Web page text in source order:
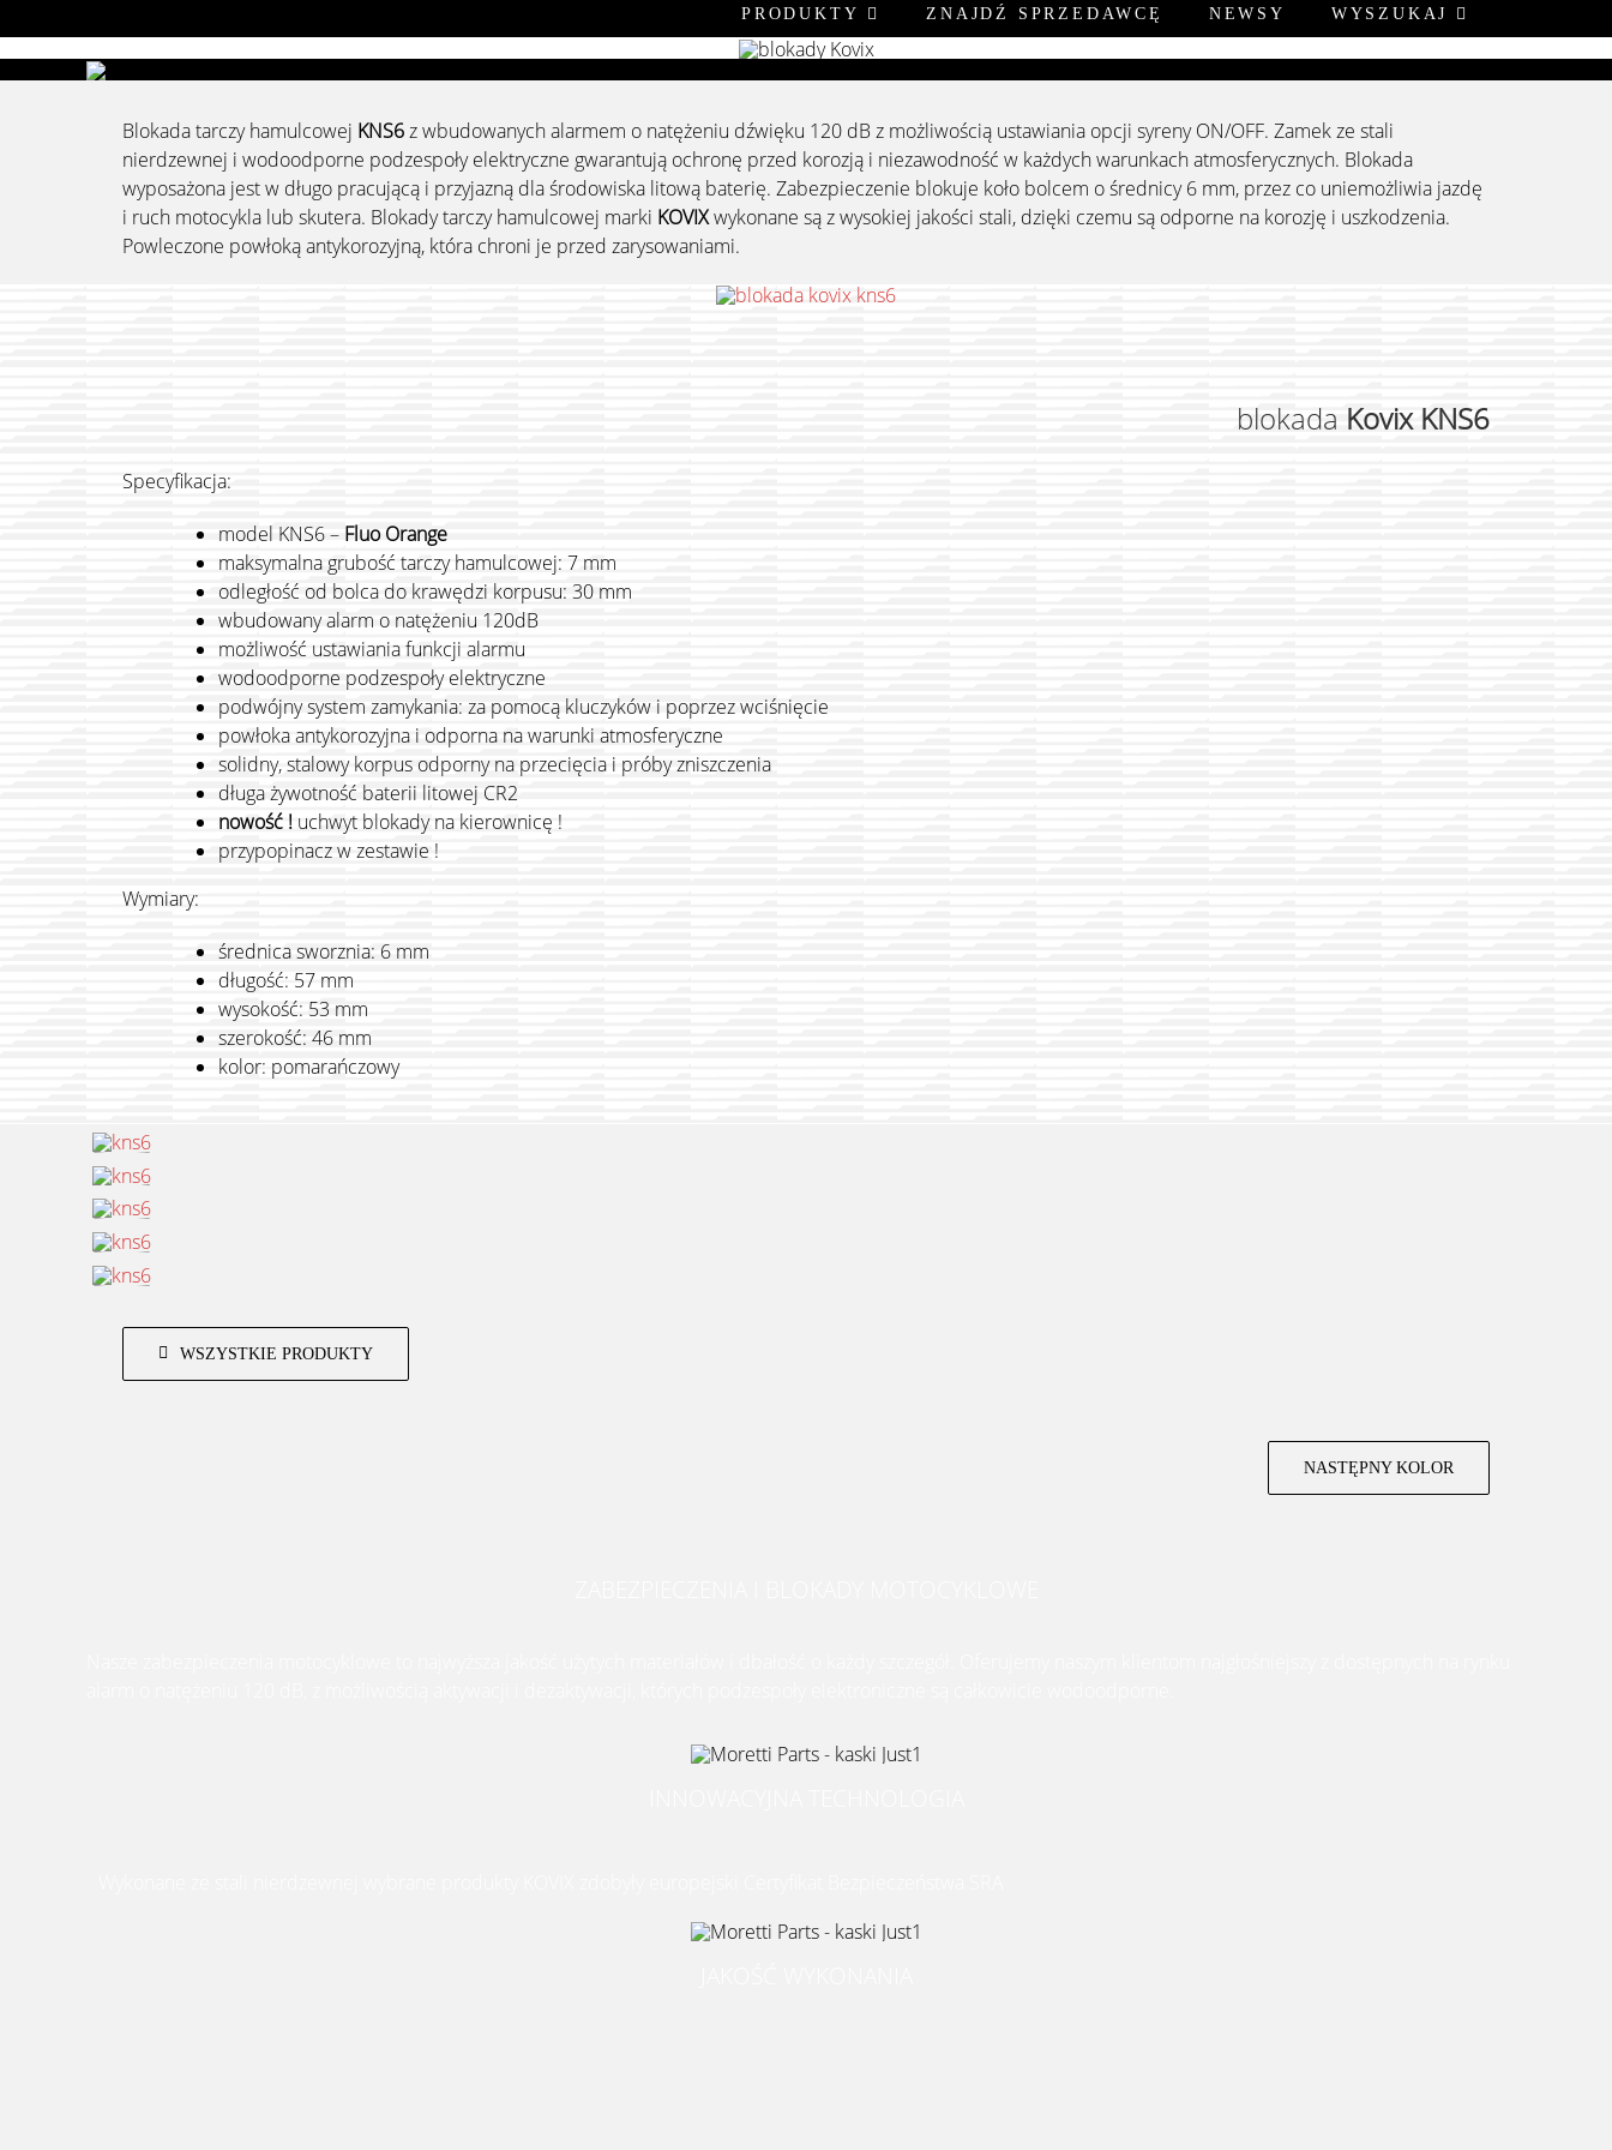
do
PRODUKTY ZNAJDŹ SPRZEDAWCĘ NEWSY WYSZUKAJ
Blokada tarczy hamulcowej KNS6z wbudowanych alarmem o natężeniu dźwięku 120 dB z możliwością ustawiania opcji syreny ON/OFF. Zamek ze stali
nierdzewnej i wodoodporne podzespoły elektryczne gwarantują ochronę przed korozją i niezawodność w każdych warunkach atmosferycznych. Blokada
wyposażona jest w długo pracującą i przyjazną dla środowiska litową baterię. Zabezpieczenie blokuje koło bolcem o średnicy 6 mm, przez co uniemożliwia jazdę
i ruch motocykla lub skutera. Blokady tarczy hamulcowej marki KOVIXwykonane są z wysokiej jakości stali, dzięki czemu są odporne na korozję i uszkodzenia.
Powleczone powłoką antykorozyjną, która chroni je przed zarysowaniami.
blokada Kovix KNS6
Specyfikacja:
model KNS6 – Fluo Orange
maksymalna grubość tarczy hamulcowej: 7 mm
odległość od bolca do krawędzi korpusu: 30 mm
wbudowany alarm o natężeniu 120dB
możliwość ustawiania funkcji alarmu
wodoodporne podzespoły elektryczne
podwójny system zamykania: za pomocą kluczyków i poprzez wciśnięcie
powłoka antykorozyjna i odporna na warunki atmosferyczne
solidny, stalowy korpus odporny na przecięcia i próby zniszczenia
długa żywotność baterii litowej CR2
nowość !uchwyt blokady na kierownicę !
przypopinacz w zestawie !
Wymiary:
średnica sworznia: 6 mm
długość: 57 mm
wysokość: 53 mm
szerokość: 46 mm
kolor: pomarańczowy
WSZYSTKIE PRODUKTY
NASTĘPNY KOLOR